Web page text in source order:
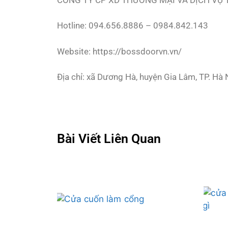
Hotline: 094.656.8886 – 0984.842.143
Website: https://bossdoorvn.vn/
Địa chỉ: xã Dương Hà, huyện Gia Lâm, TP. Hà
Bài Viết Liên Quan